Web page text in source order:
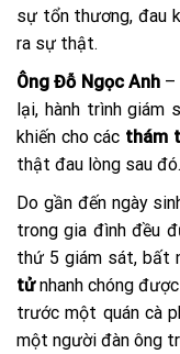
sự tổn thương, đau
ra sự thật.
Ông Đỗ Ngọc Anh–
lại, hành trình giám
khiến cho các thám
thật đau lòng sau đó.
Do gần đến ngày
trong gia đình đều
thứ 5 giám sát, bất
tửnhanh chóng
trước một quán cà
một người đàn ông